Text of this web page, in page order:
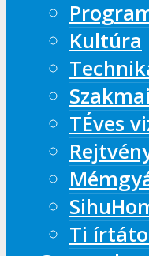
Kultúra
Szakmai
TÉves
Ti